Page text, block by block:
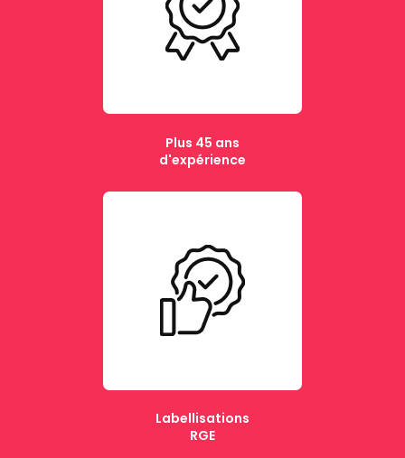
Plus 45 ans
d'expérience
Labellisations
RGE